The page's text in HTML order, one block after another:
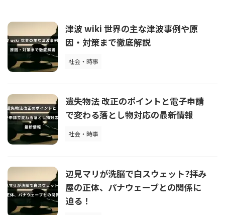
津波 wiki 世界の主な津波事例や原
因・対策まで徹底解説
社会・時事
遺失物法 改正のポイントと電子申請
で変わる落とし物対応の最新情報
社会・時事
辺見マリが洗脳で白スウェット?拝み
屋の正体、パナウェーブとの関係に
迫る！